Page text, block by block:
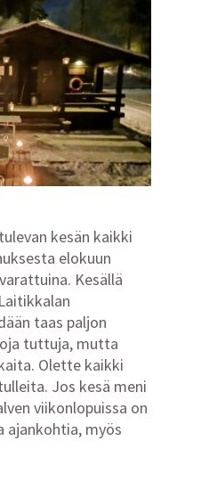
kesän kaikki
elokuun
Kesällä
taas paljon
tuttuja, mutta
Olette kaikki
Jos kesä meni
viikonlopuissa on
ajankohtia, myös